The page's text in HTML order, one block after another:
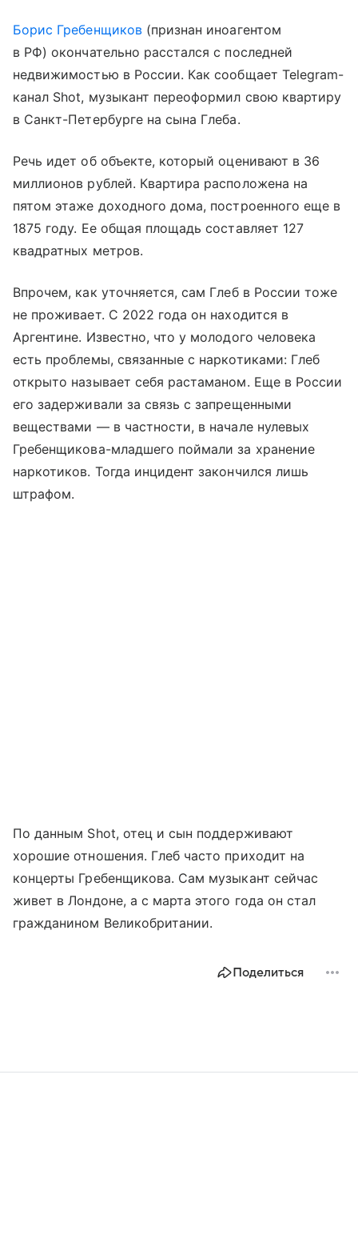
Борис Гребенщиков(признан иноагентом
в РФ) окончательно расстался с последней
недвижимостью в России. Как сообщает Telegram-
канал Shot, музыкант переоформил свою квартиру
в Санкт-Петербурге на сына Глеба.
Речь идет об объекте, который оценивают в 36
миллионов рублей. Квартира расположена на
пятом этаже доходного дома, построенного еще в
1875 году. Ее общая площадь составляет 127
квадратных метров.
Впрочем, как уточняется, сам Глеб в России тоже
не проживает. С 2022 года он находится в
Аргентине. Известно, что у молодого человека
есть проблемы, связанные с наркотиками: Глеб
открыто называет себя растаманом. Еще в России
его задерживали за связь с запрещенными
веществами — в частности, в начале нулевых
Гребенщикова-младшего поймали за хранение
наркотиков. Тогда инцидент закончился лишь
штрафом.
По данным Shot, отец и сын поддерживают
хорошие отношения. Глеб часто приходит на
концерты Гребенщикова. Сам музыкант сейчас
живет в Лондоне, а с марта этого года он стал
гражданином Великобритании.
Поделиться